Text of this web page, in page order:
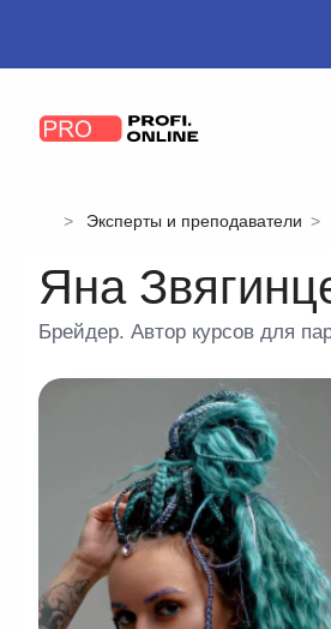
Эксперты и преподаватели
Яна
Брейдер. Автор курсов для